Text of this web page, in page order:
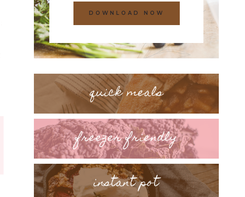
DOWNLOAD NOW
quick meals
freezer friendly
instant pot